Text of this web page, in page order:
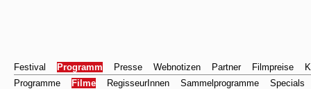
Festival Programm Presse Webnotizen Partner Filmpreise
Programme
Filme RegisseurInnen Sammelprogramme Specials